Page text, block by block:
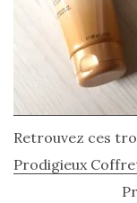
Revues
(478)
Tutoriels
Lifestyle
(154)
Retrouvez ces
Prodigieux